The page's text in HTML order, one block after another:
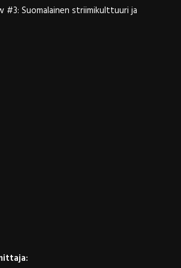
#3: Suomalainen striimikulttuuri ja